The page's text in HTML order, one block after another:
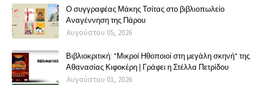
Ο συγγραφέας Μάκης Τσίτας στο βιβλιοπωλείο
Αναγέννηση της Πάρου
Αυγούστου 05, 2026
Βιβλιοκριτική: "Μικροί Ηθοποιοί στη μεγάλη σκηνή" της
Αθανασίας Κιφοκέρη | Γράφει η Στέλλα Πετρίδου
Αυγούστου 01, 2026